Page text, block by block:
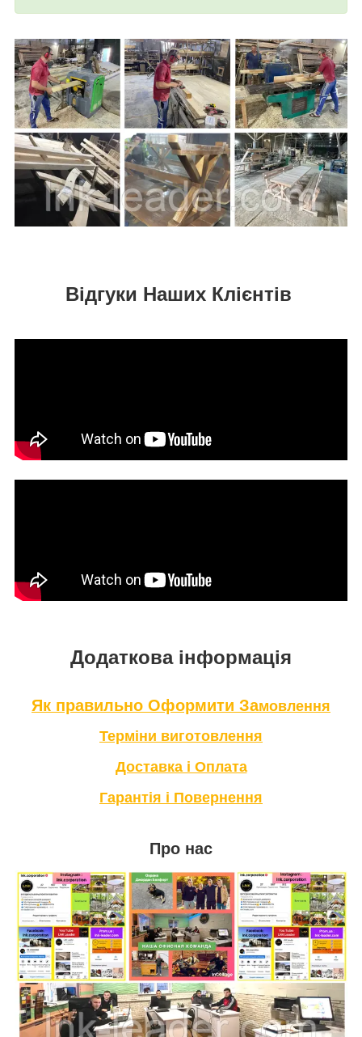
Відгуки Наших Клієнтів
Додаткова інформація
Як правильно Оформити Замовлення
Терміни виготовлення
Доставка і Оплата
Гарантія і Повернення
Про нас